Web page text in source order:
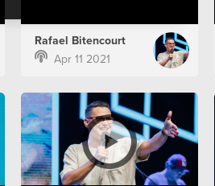
Rafael Bitencourt
Apr 11 2021